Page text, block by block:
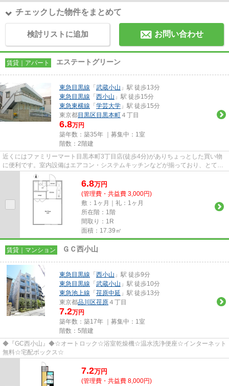
チェックした物件をまとめて
検討リストに追加 お問い合わせ
賃貸｜アパート エステートグリーン
東急目黒線 「 武蔵小山 」駅 徒歩13分
東急目黒線 「 西小山 」駅 徒歩15分
東急東横線 「 学芸大学 」駅 徒歩15分
東京都目黒区 目黒本町 ４丁目
6.8万円
築年数：築35年 ｜募集中： 1室
階数：2階建
近くにはファミリーマート目黒本町3丁目店(徒歩4分)がありちょっとした買い物
に便利です。室内設備はエアコン・システムキッチンなどが揃っており、とても
充実しています。お住まいを...
6.8万円
(管理費・共益費 3,000円)
敷：1ヶ月｜礼：1ヶ月
所在階：1階
間取り：1R
面積：17.39㎡
賃貸｜マンション ＧＣ西小山
東急目黒線 「 西小山 」駅 徒歩9分
東急目黒線 「 武蔵小山 」駅 徒歩10分
東急池上線 「 荏原中延 」駅 徒歩13分
東京都品川区荏原 ４丁目
7.2万円
築年数：築17年 ｜募集中： 1室
階数：5階建
◆『GC西小山』◆☆オートロック☆浴室乾燥機☆温水洗浄便座☆インターネット
無料☆宅配ボックス☆
7.2万円
(管理費・共益費 8,000円)